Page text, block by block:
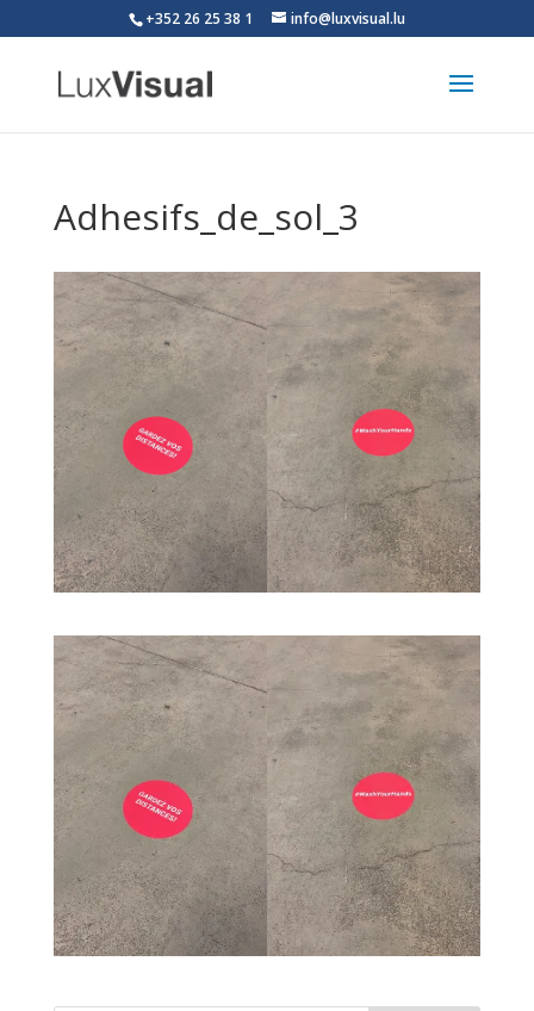
+352 26 25 38 1 info@luxvisual.lu
Adhesifs_de_sol_3